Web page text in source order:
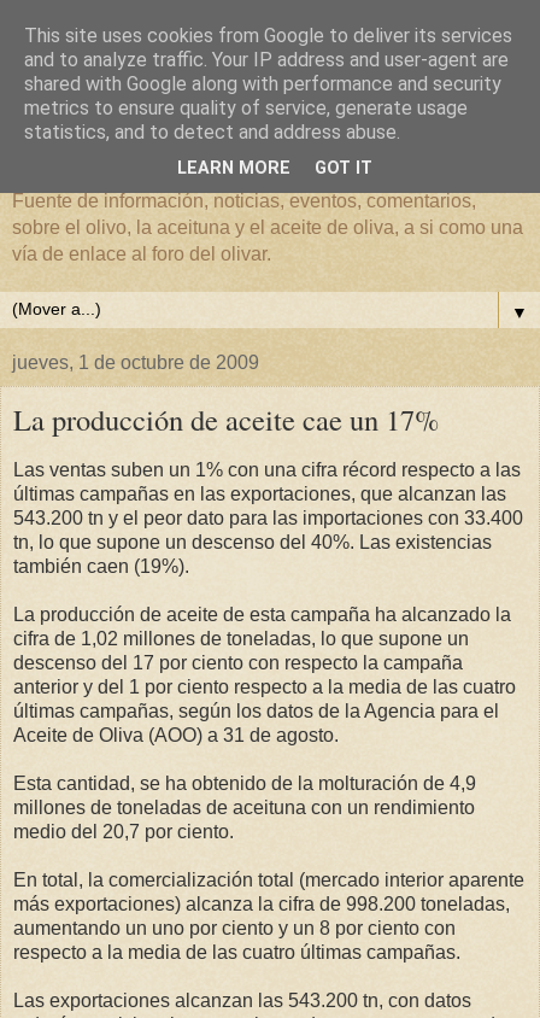
El mundo del Olivar
Fuente de información, noticias, eventos, comentarios,
sobre el olivo, la aceituna y el aceite de oliva, a si como una
vía de enlace al foro del olivar.
▼
jueves, 1 de octubre de 2009
La producción de aceite cae un 17%
Las ventas suben un 1% con una cifra récord respecto a las
últimas campañas en las exportaciones, que alcanzan las
543.200 tn y el peor dato para las importaciones con 33.400
tn, lo que supone un descenso del 40%. Las existencias
también caen (19%).
La producción de aceite de esta campaña ha alcanzado la
cifra de 1,02 millones de toneladas, lo que supone un
descenso del 17 por ciento con respecto la campaña
anterior y del 1 por ciento respecto a la media de las cuatro
últimas campañas, según los datos de la Agencia para el
Aceite de Oliva (AOO) a 31 de agosto.
Esta cantidad, se ha obtenido de la molturación de 4,9
millones de toneladas de aceituna con un rendimiento
medio del 20,7 por ciento.
En total, la comercialización total (mercado interior aparente
más exportaciones) alcanza la cifra de 998.200 toneladas,
aumentando un uno por ciento y un 8 por ciento con
respecto a la media de las cuatro últimas campañas.
Las exportaciones alcanzan las 543.200 tn, con datos
This site uses cookies from Google to deliver its services
and to analyze traffic. Your IP address and user-agent are
shared with Google along with performance and security
metrics to ensure quality of service, generate usage
statistics, and to detect and address abuse.
LEARN MORE GOT IT